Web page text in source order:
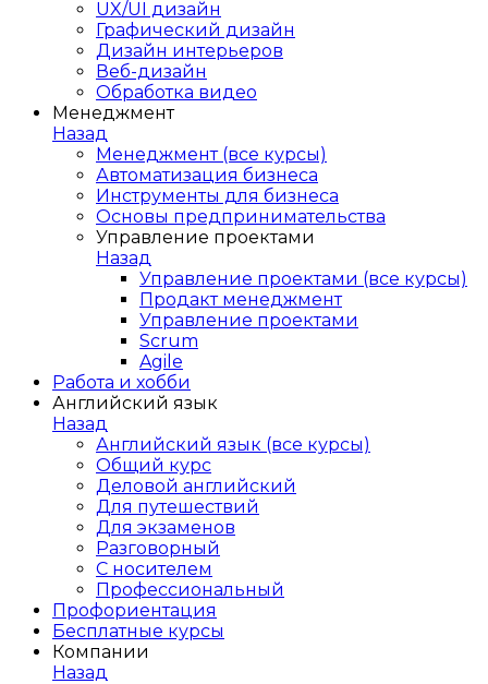
UX/UI дизайн
Графический дизайн
Дизайн интерьеров
Веб-дизайн
Обработка видео
Менеджмент
Назад
Менеджмент (все курсы)
Автоматизация бизнеса
Инструменты для бизнеса
Основы предпринимательства
Управление проектами
Назад
Управление проектами (все курсы)
Продакт менеджмент
Управление проектами
Scrum
Agile
Работа и хобби
Английский язык
Назад
Английский язык (все курсы)
Общий курс
Деловой английский
Для путешествий
Для экзаменов
Разговорный
С носителем
Профессиональный
Профориентация
Бесплатные курсы
Компании
Назад